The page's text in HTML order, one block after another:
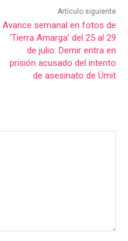
Artículo siguiente
Avance semanal en fotos de
‘Tierra Amarga’ del 25 al 29
de julio: Demir entra en
prisión acusado del intento
de asesinato de Ümit